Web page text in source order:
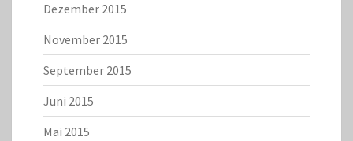
Dezember 2015
November 2015
September 2015
Juni 2015
Mai 2015